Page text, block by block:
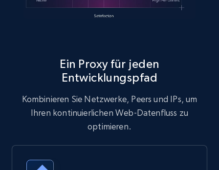
Ein Proxy für jeden
Entwicklungspfad
Kombinieren Sie Netzwerke, Peers und IPs, um
Ihren kontinuierlichen Web-Datenfluss zu
optimieren.